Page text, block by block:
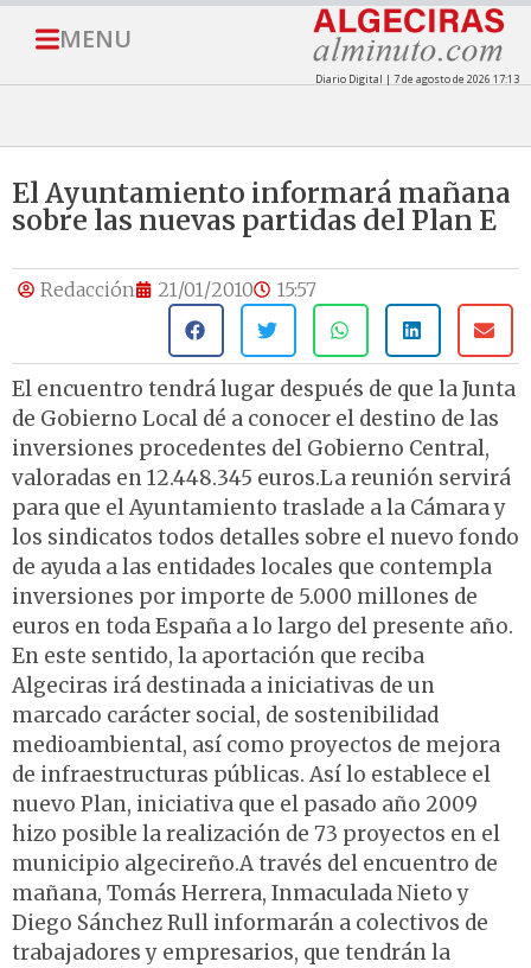
MENU
Diario Digital | 7 de agosto de 2026 17:13
El Ayuntamiento informará mañana
sobre las nuevas partidas del Plan E
Redacción 21/01/2010 15:57
El encuentro tendrá lugar después de que la Junta
de Gobierno Local dé a conocer el destino de las
inversiones procedentes del Gobierno Central,
valoradas en 12.448.345 euros.La reunión servirá
para que el Ayuntamiento traslade a la Cámara y
los sindicatos todos detalles sobre el nuevo fondo
de ayuda a las entidades locales que contempla
inversiones por importe de 5.000 millones de
euros en toda España a lo largo del presente año.
En este sentido, la aportación que reciba
Algeciras irá destinada a iniciativas de un
marcado carácter social, de sostenibilidad
medioambiental, así como proyectos de mejora
de infraestructuras públicas. Así lo establece el
nuevo Plan, iniciativa que el pasado año 2009
hizo posible la realización de 73 proyectos en el
municipio algecireño.A través del encuentro de
mañana, Tomás Herrera, Inmaculada Nieto y
Diego Sánchez Rull informarán a colectivos de
trabajadores y empresarios, que tendrán la